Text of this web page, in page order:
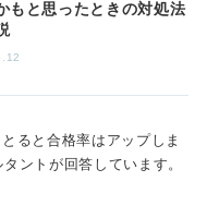
もと思ったときの対処法
ると合格率はアップしま
ントが回答しています。